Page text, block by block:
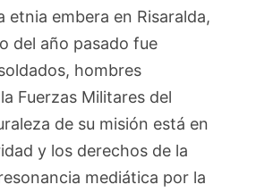
etnia embera en Risaralda,
del año pasado fue
hombres
Fuerzas Militares del
de su misión está en
y los derechos de la
mediática por la